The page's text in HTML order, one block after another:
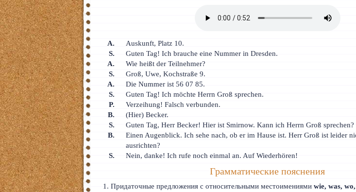
A.
Auskunft, Platz 10.
S.
Guten Tag! Ich brauche eine Nummer in Dresden.
A.
Wie heißt der Teilnehmer?
S.
Groß, Uwe, Kochstraße 9.
A.
Die Nummer ist 56 07 85.
S.
Guten Tag! Ich möchte Herrn Groß sprechen.
P.
Verzeihung! Falsch verbunden.
B.
(Hier) Becker.
S.
Guten Tag, Herr Becker! Hier ist Smirnow. Kann ich Herrn Groß sprechen?
B.
Einen Augenblick. Ich sehe nach, ob er im Hause ist. Herr Groß ist leider
ausrichten?
S.
Nein, danke! Ich rufe noch einmal an. Auf Wiederhören!
Грамматические пояснения
Придаточные предложения с относительными местоимениямиwie, was,